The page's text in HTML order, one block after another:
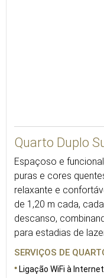
Quarto Duplo
Espaçoso e
puras e cores
relaxante e
de 1,20 m cada,
descanso,
para estadias de
SERVIÇOS DE
Ligação WiFi à Internet